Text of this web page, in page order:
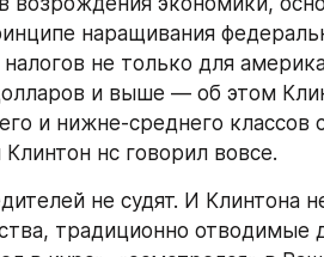
фамилия. Билл Клинтон
университет в
отношения»;
по престижной
диплом юриста. В тридцать
Арканзаса, в 1978 году стал
еще трижды.
— Хиллари Родэм Клинтон —